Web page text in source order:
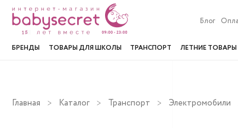
Блог
БРЕНДЫ ТОВАРЫ ДЛЯ ШКОЛЫ ТРАНСПОРТ ЛЕТНИЕ ТОВАРЫ
Главная Каталог Транспорт Электромобили